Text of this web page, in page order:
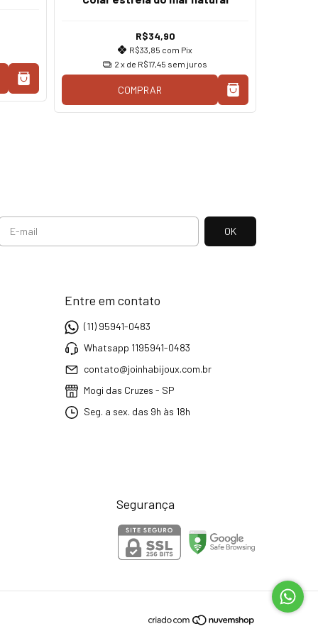
R$34,90
R$33,85 com Pix
2 x de R$17,45 sem juros
COMPRAR
Entre em contato
(11) 95941-0483
Whatsapp 1195941-0483
contato@joinhabijoux.com.br
Mogi das Cruzes - SP
Seg. a sex. das 9h às 18h
Segurança